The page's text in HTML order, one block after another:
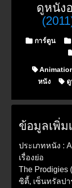
ดูหนัง
Posted in
การ์ตูน
หนัง
ข้อมูลเพิ่ม
ประเภทหนัง :
เรื่องย่อ
The Prodigies
ซิตี้, เซ็นทรัลป